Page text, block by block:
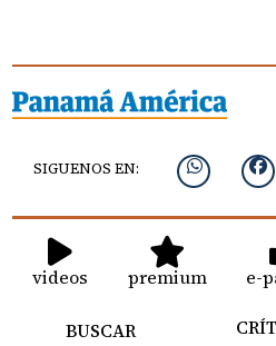
SIGUENOS EN:
videos premium e-
BUSCAR